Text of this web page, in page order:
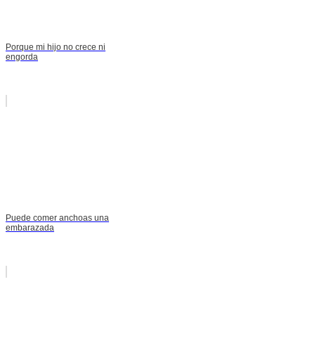
Porque mi hijo no crece ni
engorda
Puede comer anchoas una
embarazada